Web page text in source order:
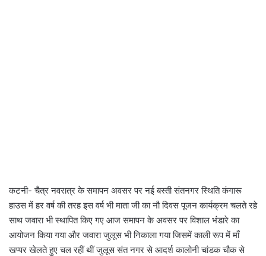
कटनी- चैत्र नवरात्र के समापन अवसर पर नई बस्ती संतनगर स्थिति कंगारू
हाउस में हर वर्ष की तरह इस वर्ष भी माता जी का नौ दिवस पूजन कार्यक्रम चलते रहे
साथ जवारा भी स्थापित किए गए आज समापन के अवसर पर विशाल भंडारे का
आयोजन किया गया और जवारा जुलूस भी निकाला गया जिसमें काली रूप में माँ
खप्पर खेलते हुए चल रहीं थीं जुलूस संत नगर से आदर्श कालोनी चांडक चौक से